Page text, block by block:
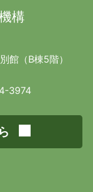
構
館（B棟5階）
3974